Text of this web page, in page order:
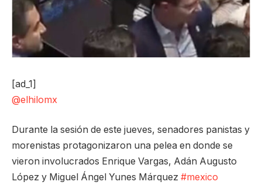
[ad_1]
@elhilomx
Durante la sesión de este jueves, senadores panistas y
morenistas protagonizaron una pelea en donde se
vieron involucrados Enrique Vargas, Adán Augusto
López y Miguel Ángel Yunes Márquez #mexico